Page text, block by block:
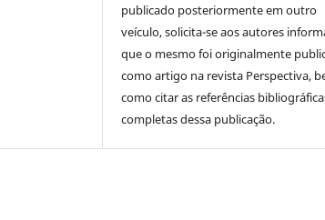
publicado posteriormente em outro
veículo, solicita-se aos autores
que o mesmo foi originalmente
como artigo na revista Perspectiva,
como citar as referências
completas dessa publicação.